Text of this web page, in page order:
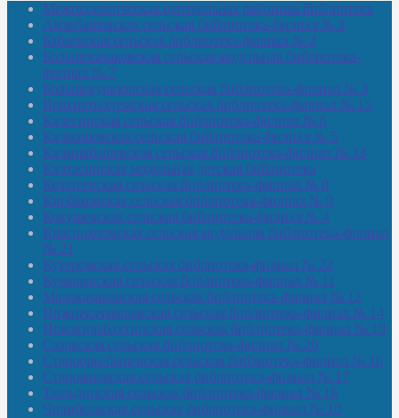
Межпоселенческая центральная районная библиотека
Амзибашевская сельская библиотека-филиал № 1
Бабаевская сельская библиотека-филиал № 2
Большекачаковская сельская модельная библиотека-
филиал № 7
Большекуразовская сельская библиотека-филиал № 3
Верхнетыхтемская сельская библиотека-филиал № 15
Калегинская сельская библиотека-филиал № 6
Калмашевская сельская библиотека-филиал № 5
Калмиябашевская сельская библиотека-филиал № 13
Калтасинская модельная детская библиотека
Кельтеевская сельская библиотека-филиал № 8
Киебаковская сельская библиотека-филиал № 9
Кокушевская сельская библиотека-филиал № 4
Краснохолмская сельская модельная библиотека-филиал
№ 21
Кутеремская сельская библиотека-филиал № 22
Кучашевская сельская библиотека-филиал № 11
Малокачаковская сельская библиотека-филиал № 12
Нижнекачмашевская сельская библиотека-филиал № 14
Новокильбахтинская сельская библиотека-филиал № 19
Сазовская сельская библиотека-филиал № 20
Староорьебашевская сельская библиотека-филиал № 16
Старояшевская сельская библиотека-филиал № 17
Тюльдинская сельская библиотека-филиал № 18
Чилибеевская сельская библиотека-филиал № 10